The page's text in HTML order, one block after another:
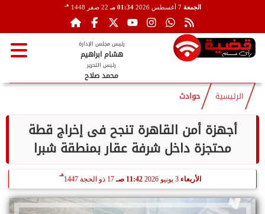
الجمعة 7 أغسطس 2026 01:34 مـ 22 صفر 1448 هـ
رئيس مجلس الإدارة
هشام ابراهيم
رئيس التحرير
محمد صلاح
الرئيسية حوادث
أجهزة أمن القاهرة تنجح فى إخراج قطة
محتجزة داخل شرفة عقار بمنطقة شبرا
الأربعاء 11:42 صـ 17 ذو الحجة 1447
هـ